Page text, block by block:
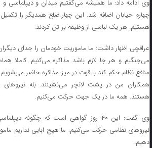
وی ادامه داد: ما همیشه می‌گفتیم میدان و دیپلماسی و
چهارم خیابان اضافه شد. این چهار ضلع همدیگر را
هستیم. هر یک لباسی از وظیفه بر تن کردند.
عراقچی اظهار داشت: ما ماموریت خودمان را جدای
می‌جنگیم و هر جا لازم باشد مذاکره می‌کنیم. کاملا
منافع نظام حکم کند با قوت در میز مذاکره حاضر
همکاران من در پشت لانچر می‌نشینند. بله نیروهای
هستند. همه ما در یک جهت حرکت می‌کنیم.
وی گفت: این ۴۰ روز گواهی است که چگونه
نیروهای نظامی حرکت می‌کنیم. ما هیچ ابایی نداریم
دهیم.